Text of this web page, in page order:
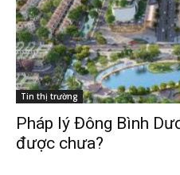
Tin thị trường
Pháp lý Đông Bình
được chưa?